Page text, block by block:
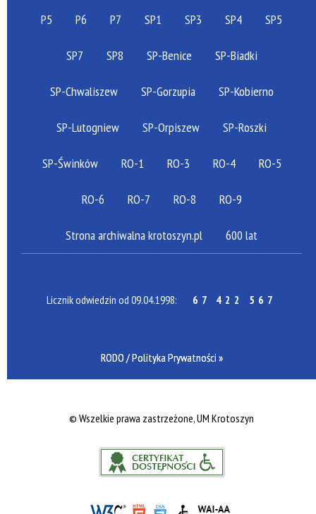
P5 P6 P7 SP1 SP3 SP4 SP5
SP7 SP8 SP-Benice SP-Biadki
SP-Chwaliszew SP-Gorzupia SP-Kobierno
SP-Lutogniew SP-Orpiszew SP-Roszki
SP-Świnków RO-1 RO-3 RO-4 RO-5
RO-6 RO-7 RO-8 RO-9
Strona archiwalna krotoszyn.pl 600 lat
Licznik odwiedzin od 09.04.1998: 67 422 567
RODO / Polityka Prywatności »
© Wszelkie prawa zastrzeżone, UM Krotoszyn